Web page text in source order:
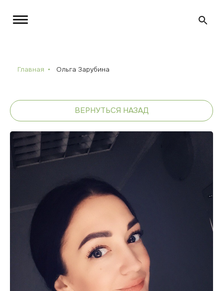
Главная Ольга Зарубина
ВЕРНУТЬСЯ НАЗАД